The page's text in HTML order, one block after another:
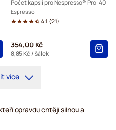
Počet kapslí pro Nespresso® Pro: 40
Espresso
4.1 (21)
354,00 Kč
8,85 Kč / šálek
více
opravdu chtějí silnou a